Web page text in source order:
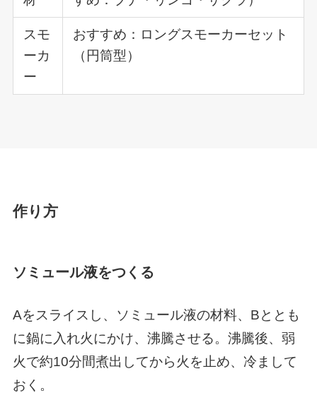
スモ
ーカ
ー
おすすめ：ロングスモーカーセット
（円筒型）
作り方
ソミュール液をつくる
Aをスライスし、ソミュール液の材料、Bととも
に鍋に入れ火にかけ、沸騰させる。沸騰後、弱
火で約10分間煮出してから火を止め、冷まして
おく。